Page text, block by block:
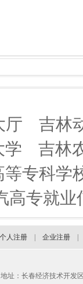
厅
吉林
学
吉林
专科学
高专就业
个人注册 企业注册
地址：长春经济技术开发